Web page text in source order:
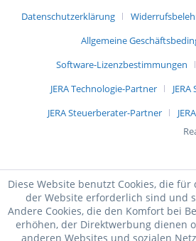
Datenschutzerklärung
Allgemeine
Software-Lizenzbestimmungen
JERA Technologie-Partner
JERA Steuerberater-Partner
Diese Website benutzt Cookies, die
der Website erforderlich sind und
Andere Cookies, die den Komfort bei
erhöhen, der Direktwerbung dienen
anderen Websites und sozialen